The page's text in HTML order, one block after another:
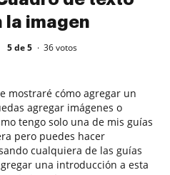
la imagen
5 de 5 36votos
mostraré cómo agregar un
agregar imágenes o
tengo solo una de mis guías
pero puedes hacer
cualquiera de las guías
una introducción a esta